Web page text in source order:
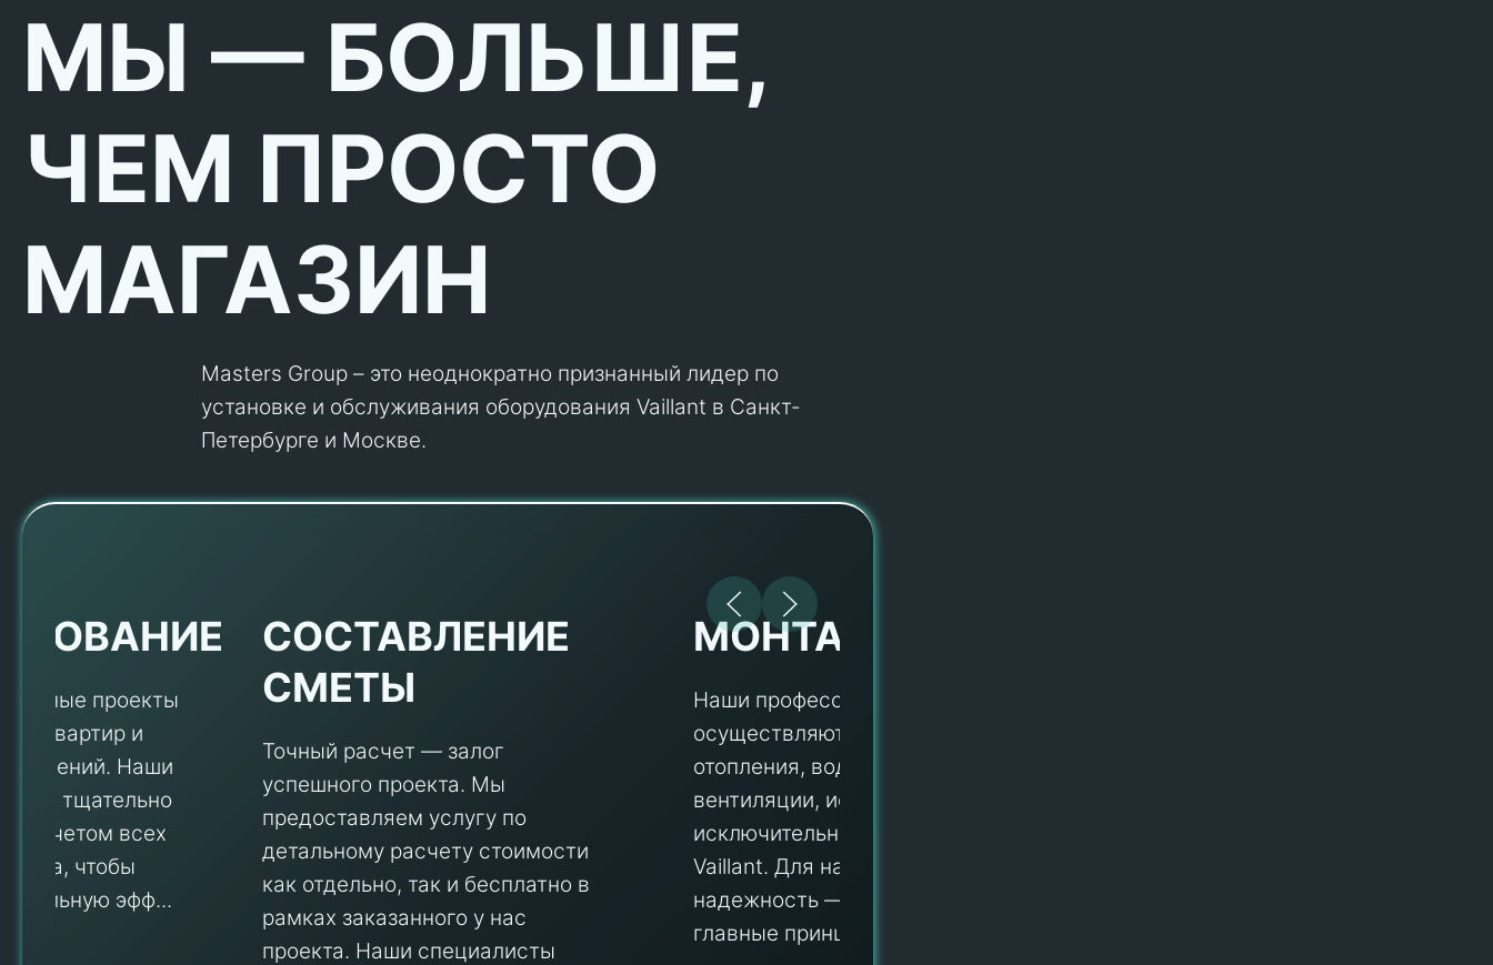
МЫ — БОЛЬШЕ,
ЧЕМ ПРОСТО
МАГАЗИН
Masters Group – это неоднократно признанный лидер по
установке и обслуживания оборудования Vaillant в Санкт-
Петербурге и Москве.
СОСТАВЛЕНИЕ
СМЕТЫ
Точный расчет — залог
успешного проекта. Мы
предоставляем услугу по
детальному расчету стоимости
как отдельно, так и бесплатно в
рамках заказанного у нас
проекта. Наши специалисты
МОНТАЖ
Наши профессионалы
осуществляют монтаж систем
отопления, водоснабжения и
вентиляции, используя
исключительно оборудование
Vaillant. Для нас качество и
надежность — не просто слова, а
главные принципы ра...